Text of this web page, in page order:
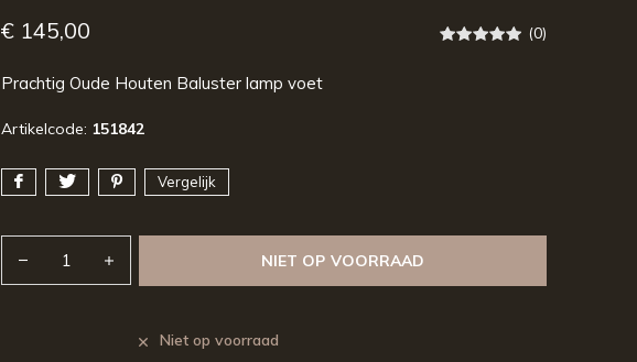
€ 145,00 (0)
Prachtig Oude Houten Baluster lamp voet
Artikelcode: 151842
Vergelijk
NIET OP VOORRAAD
Niet op voorraad